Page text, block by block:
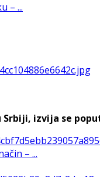
– ...
izvija se
– ...